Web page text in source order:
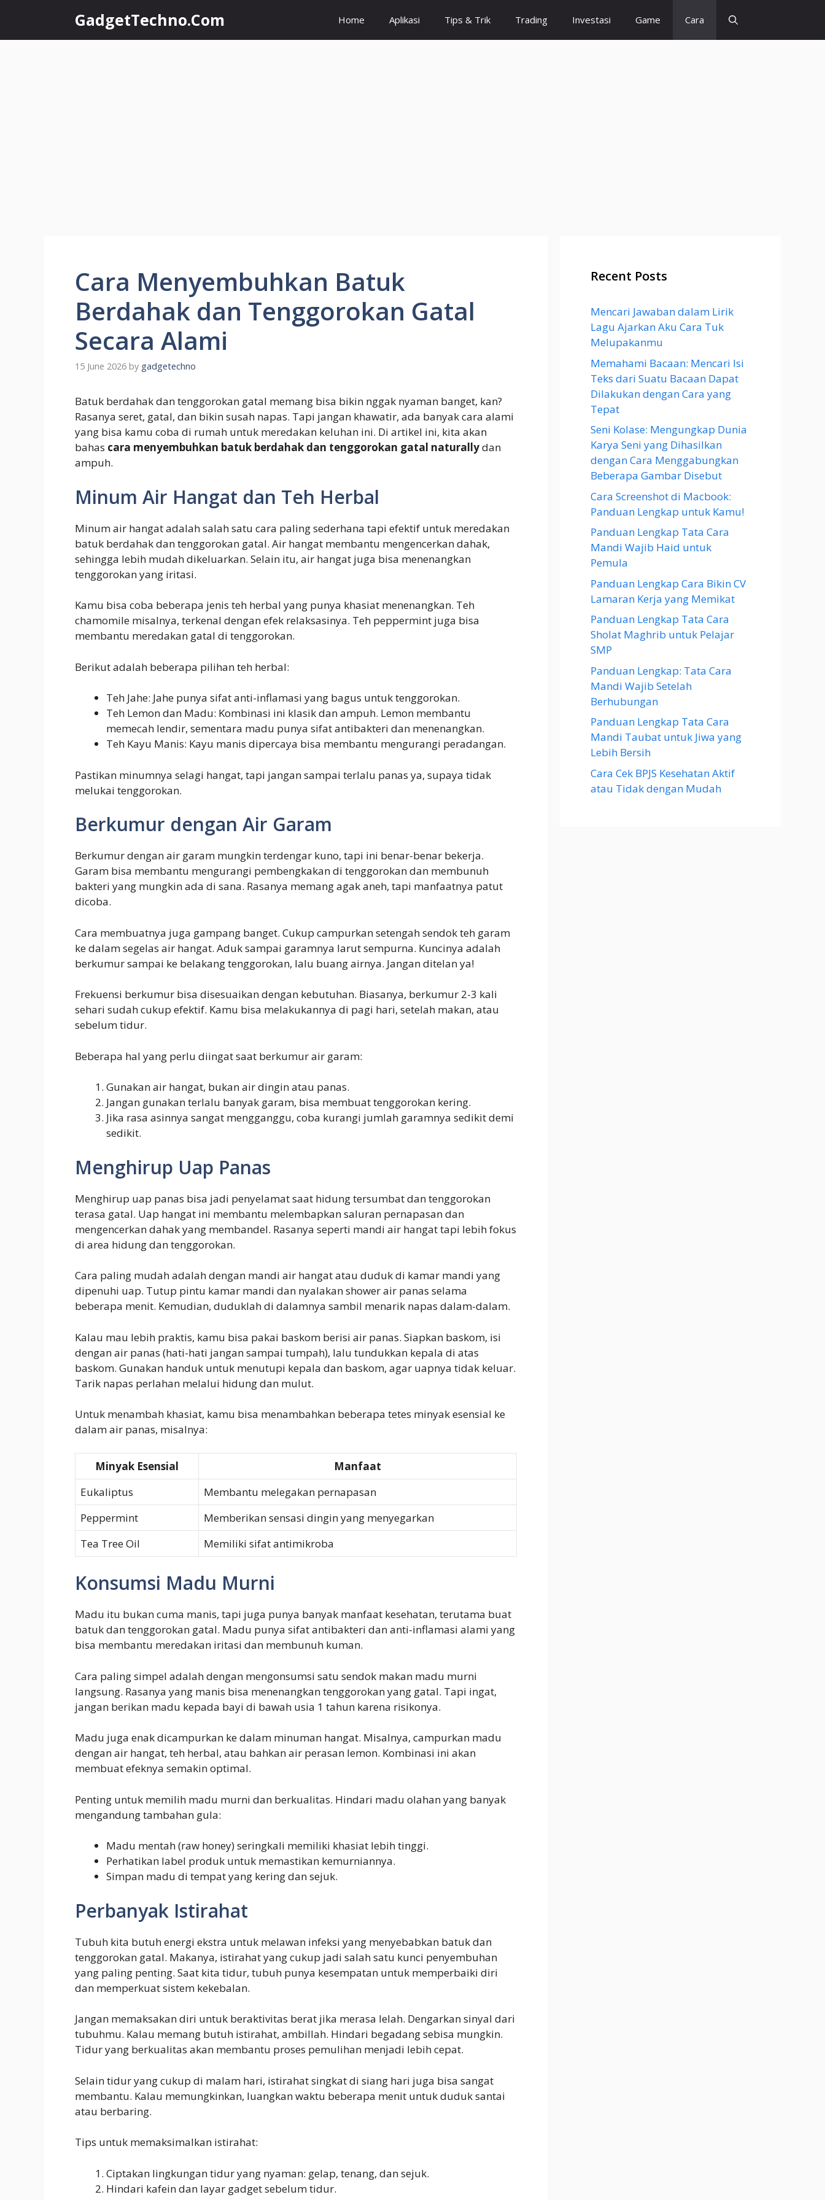
content
GadgetTechno.Com Home Aplikasi Tips & Trik Trading Investasi Game Cara
Cara Menyembuhkan Batuk
Berdahak dan Tenggorokan Gatal
Secara Alami
15 June 2026 by gadgetechno
Batuk berdahak dan tenggorokan gatal memang bisa bikin nggak nyaman banget, kan?
Rasanya seret, gatal, dan bikin susah napas. Tapi jangan khawatir, ada banyak cara alami
yang bisa kamu coba di rumah untuk meredakan keluhan ini. Di artikel ini, kita akan
bahas cara menyembuhkan batuk berdahak dan tenggorokan gatal naturallydan
ampuh.
Minum Air Hangat dan Teh Herbal
Minum air hangat adalah salah satu cara paling sederhana tapi efektif untuk meredakan
batuk berdahak dan tenggorokan gatal. Air hangat membantu mengencerkan dahak,
sehingga lebih mudah dikeluarkan. Selain itu, air hangat juga bisa menenangkan
tenggorokan yang iritasi.
Kamu bisa coba beberapa jenis teh herbal yang punya khasiat menenangkan. Teh
chamomile misalnya, terkenal dengan efek relaksasinya. Teh peppermint juga bisa
membantu meredakan gatal di tenggorokan.
Berikut adalah beberapa pilihan teh herbal:
Teh Jahe: Jahe punya sifat anti-inflamasi yang bagus untuk tenggorokan.
Teh Lemon dan Madu: Kombinasi ini klasik dan ampuh. Lemon membantu
memecah lendir, sementara madu punya sifat antibakteri dan menenangkan.
Teh Kayu Manis: Kayu manis dipercaya bisa membantu mengurangi peradangan.
Pastikan minumnya selagi hangat, tapi jangan sampai terlalu panas ya, supaya tidak
melukai tenggorokan.
Berkumur dengan Air Garam
Berkumur dengan air garam mungkin terdengar kuno, tapi ini benar-benar bekerja.
Garam bisa membantu mengurangi pembengkakan di tenggorokan dan membunuh
bakteri yang mungkin ada di sana. Rasanya memang agak aneh, tapi manfaatnya patut
dicoba.
Cara membuatnya juga gampang banget. Cukup campurkan setengah sendok teh garam
ke dalam segelas air hangat. Aduk sampai garamnya larut sempurna. Kuncinya adalah
berkumur sampai ke belakang tenggorokan, lalu buang airnya. Jangan ditelan ya!
Frekuensi berkumur bisa disesuaikan dengan kebutuhan. Biasanya, berkumur 2-3 kali
sehari sudah cukup efektif. Kamu bisa melakukannya di pagi hari, setelah makan, atau
sebelum tidur.
Beberapa hal yang perlu diingat saat berkumur air garam:
Gunakan air hangat, bukan air dingin atau panas.
Jangan gunakan terlalu banyak garam, bisa membuat tenggorokan kering.
Jika rasa asinnya sangat mengganggu, coba kurangi jumlah garamnya sedikit demi
sedikit.
Menghirup Uap Panas
Menghirup uap panas bisa jadi penyelamat saat hidung tersumbat dan tenggorokan
terasa gatal. Uap hangat ini membantu melembapkan saluran pernapasan dan
mengencerkan dahak yang membandel. Rasanya seperti mandi air hangat tapi lebih fokus
di area hidung dan tenggorokan.
Cara paling mudah adalah dengan mandi air hangat atau duduk di kamar mandi yang
dipenuhi uap. Tutup pintu kamar mandi dan nyalakan shower air panas selama
beberapa menit. Kemudian, duduklah di dalamnya sambil menarik napas dalam-dalam.
Kalau mau lebih praktis, kamu bisa pakai baskom berisi air panas. Siapkan baskom, isi
dengan air panas (hati-hati jangan sampai tumpah), lalu tundukkan kepala di atas
baskom. Gunakan handuk untuk menutupi kepala dan baskom, agar uapnya tidak keluar.
Tarik napas perlahan melalui hidung dan mulut.
Untuk menambah khasiat, kamu bisa menambahkan beberapa tetes minyak esensial ke
dalam air panas, misalnya:
Minyak Esensial
Manfaat
Eukaliptus
Membantu melegakan pernapasan
Peppermint
Memberikan sensasi dingin yang menyegarkan
Tea Tree Oil
Memiliki sifat antimikroba
Konsumsi Madu Murni
Madu itu bukan cuma manis, tapi juga punya banyak manfaat kesehatan, terutama buat
batuk dan tenggorokan gatal. Madu punya sifat antibakteri dan anti-inflamasi alami yang
bisa membantu meredakan iritasi dan membunuh kuman.
Cara paling simpel adalah dengan mengonsumsi satu sendok makan madu murni
langsung. Rasanya yang manis bisa menenangkan tenggorokan yang gatal. Tapi ingat,
jangan berikan madu kepada bayi di bawah usia 1 tahun karena risikonya.
Madu juga enak dicampurkan ke dalam minuman hangat. Misalnya, campurkan madu
dengan air hangat, teh herbal, atau bahkan air perasan lemon. Kombinasi ini akan
membuat efeknya semakin optimal.
Penting untuk memilih madu murni dan berkualitas. Hindari madu olahan yang banyak
mengandung tambahan gula:
Madu mentah (raw honey) seringkali memiliki khasiat lebih tinggi.
Perhatikan label produk untuk memastikan kemurniannya.
Simpan madu di tempat yang kering dan sejuk.
Perbanyak Istirahat
Tubuh kita butuh energi ekstra untuk melawan infeksi yang menyebabkan batuk dan
tenggorokan gatal. Makanya, istirahat yang cukup jadi salah satu kunci penyembuhan
yang paling penting. Saat kita tidur, tubuh punya kesempatan untuk memperbaiki diri
dan memperkuat sistem kekebalan.
Jangan memaksakan diri untuk beraktivitas berat jika merasa lelah. Dengarkan sinyal dari
tubuhmu. Kalau memang butuh istirahat, ambillah. Hindari begadang sebisa mungkin.
Tidur yang berkualitas akan membantu proses pemulihan menjadi lebih cepat.
Selain tidur yang cukup di malam hari, istirahat singkat di siang hari juga bisa sangat
membantu. Kalau memungkinkan, luangkan waktu beberapa menit untuk duduk santai
atau berbaring.
Tips untuk memaksimalkan istirahat:
Ciptakan lingkungan tidur yang nyaman: gelap, tenang, dan sejuk.
Hindari kafein dan layar gadget sebelum tidur.
Recent Posts
Mencari Jawaban dalam Lirik
Lagu Ajarkan Aku Cara Tuk
Melupakanmu
Memahami Bacaan: Mencari Isi
Teks dari Suatu Bacaan Dapat
Dilakukan dengan Cara yang
Tepat
Seni Kolase: Mengungkap Dunia
Karya Seni yang Dihasilkan
dengan Cara Menggabungkan
Beberapa Gambar Disebut
Cara Screenshot di Macbook:
Panduan Lengkap untuk Kamu!
Panduan Lengkap Tata Cara
Mandi Wajib Haid untuk
Pemula
Panduan Lengkap Cara Bikin CV
Lamaran Kerja yang Memikat
Panduan Lengkap Tata Cara
Sholat Maghrib untuk Pelajar
SMP
Panduan Lengkap: Tata Cara
Mandi Wajib Setelah
Berhubungan
Panduan Lengkap Tata Cara
Mandi Taubat untuk Jiwa yang
Lebih Bersih
Cara Cek BPJS Kesehatan Aktif
atau Tidak dengan Mudah